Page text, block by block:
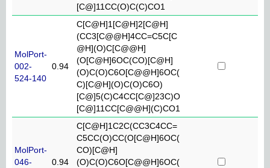
[C@]11CC(O)C(C)CO1
MolPort-
002-
524-140
0.94
C[C@H]1[C@H]2[C@H]
(CC3[C@@H]4CC=C5C[C
@H](O)C[C@@H]
(O[C@H]6OC(CO)[C@H]
(O)C(O)C6O[C@@H]6OC(
C)[C@H](O)C(O)C6O)
[C@]5(C)C4CC[C@]23C)O
[C@]11CC[C@@H](C)CO1
MolPort-
046-
0.94
C[C@H]1C2C(CC3C4CC=
C5CC(O)CC(O[C@H]6OC(
CO)[C@H]
(O)C(O)C6O[C@@H]6OC(